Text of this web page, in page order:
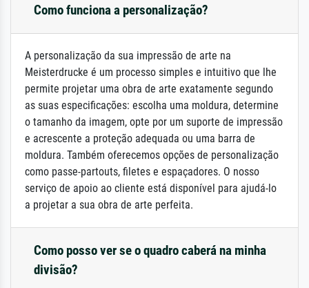
Como funciona a personalização?
A personalização da sua impressão de arte na
Meisterdrucke é um processo simples e intuitivo que lhe
permite projetar uma obra de arte exatamente segundo
as suas especificações: escolha uma moldura, determine
o tamanho da imagem, opte por um suporte de impressão
e acrescente a proteção adequada ou uma barra de
moldura. Também oferecemos opções de personalização
como passe-partouts, filetes e espaçadores. O nosso
serviço de apoio ao cliente está disponível para ajudá-lo
a projetar a sua obra de arte perfeita.
Como posso ver se o quadro caberá na minha
divisão?